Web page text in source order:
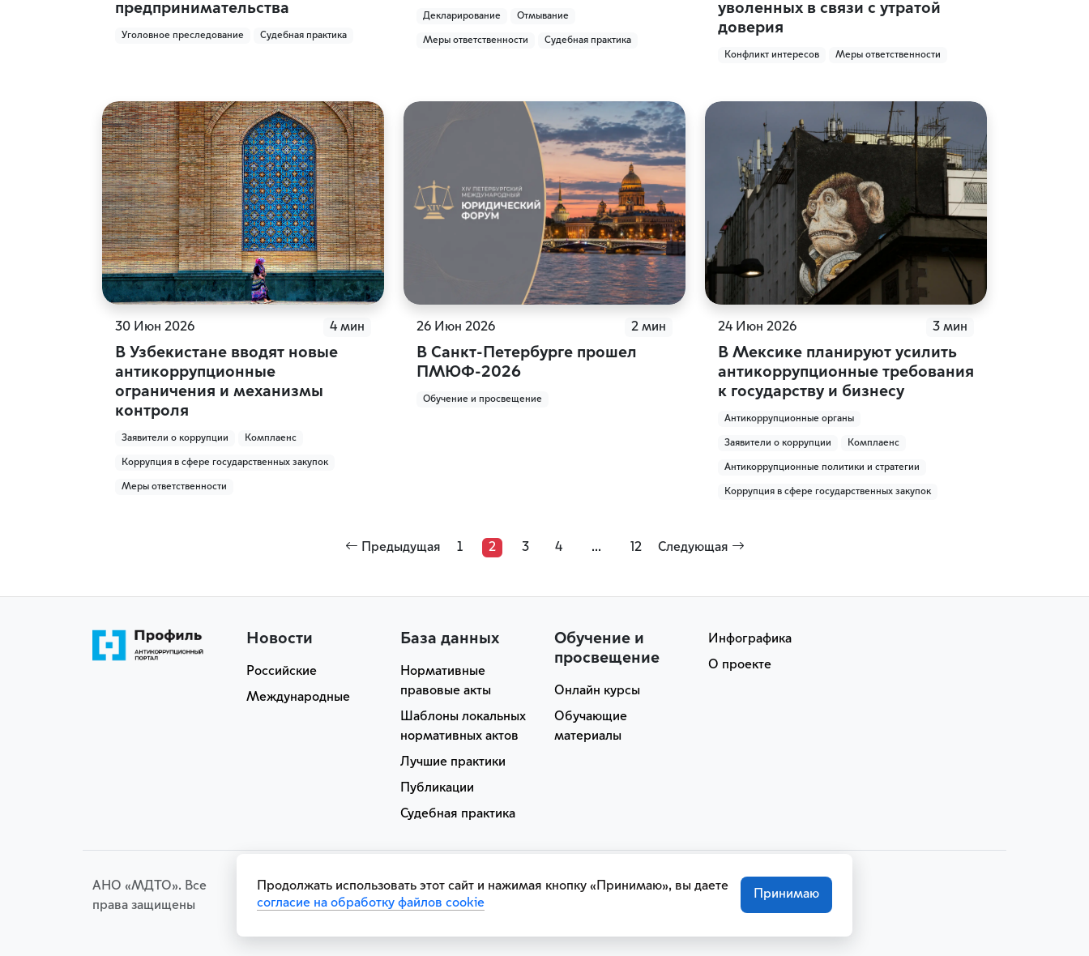
предпринимательства
Уголовное преследование Судебная практика
Декларирование Отмывание
Меры ответственности Судебная практика
уволенных в связи с утратой
доверия
Конфликт интересов Меры ответственности
30 Июн 2026 4 мин
В Узбекистане вводят новые
антикоррупционные
ограничения и механизмы
контроля
Заявители о коррупции Комплаенс
Коррупция в сфере государственных закупок
Меры ответственности
26 Июн 2026 2 мин
В Санкт-Петербурге прошел
ПМЮФ-2026
Обучение и просвещение
24 Июн 2026 3 мин
В Мексике планируют усилить
антикоррупционные требования
к государству и бизнесу
Антикоррупционные органы
Заявители о коррупции Комплаенс
Антикоррупционные политики и стратегии
Коррупция в сфере государственных закупок
Предыдущая 1 2 3 4 ... 12 Следующая
Новости
Российские
Международные
База данных
Нормативные
правовые акты
Шаблоны локальных
нормативных актов
Лучшие практики
Публикации
Судебная практика
Обучение и
просвещение
Онлайн курсы
Обучающие
материалы
Инфографика
О проекте
АНО «МДТО». Все
права защищены
персональных
данных
Пользовательское
соглашение
Техническая поддержка
Принимаю
Продолжать использовать этот сайт и нажимая кнопку «Принимаю», вы даете
согласие на обработку файлов cookie